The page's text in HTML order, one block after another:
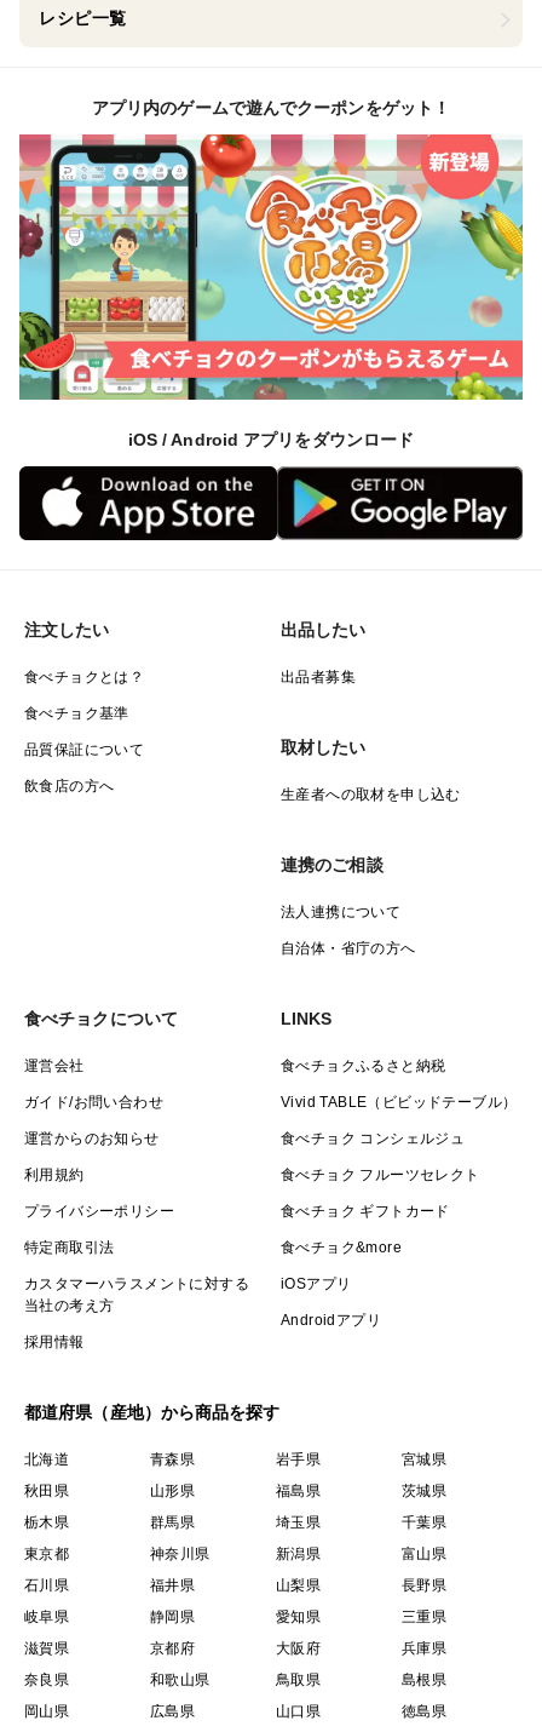
レシピ一覧
アプリ内のゲームで遊んでクーポンをゲット！
iOS / Android アプリをダウンロード
注文したい
食べチョクとは？
食べチョク基準
品質保証について
飲食店の方へ
出品したい
出品者募集
取材したい
生産者への取材を申し込む
連携のご相談
法人連携について
自治体・省庁の方へ
食べチョクについて
運営会社
ガイド/お問い合わせ
運営からのお知らせ
利用規約
プライバシーポリシー
特定商取引法
カスタマーハラスメントに対する
当社の考え方
採用情報
LINKS
食べチョクふるさと納税
Vivid TABLE（ビビッドテーブル）
食べチョク コンシェルジュ
食べチョク フルーツセレクト
食べチョク ギフトカード
食べチョク&more
iOSアプリ
Androidアプリ
都道府県（産地）から商品を探す
北海道 青森県 岩手県
宮城県
秋田県
山形県 福島県
茨城県
栃木県
群馬県 埼玉県
千葉県
東京都
神奈川県 新潟県
富山県
石川県
福井県 山梨県
長野県
岐阜県
静岡県 愛知県
三重県
滋賀県
京都府 大阪府
兵庫県
奈良県
和歌山県 鳥取県
島根県
岡山県
広島県 山口県 徳島県